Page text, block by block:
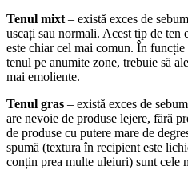
Tenul mixt – există exces de
uscați sau normali. Acest tip de ten
este chiar cel mai comun. În funcție
tenul pe anumite zone, trebuie să
mai emoliente.
Tenul gras – există exces de
are nevoie de produse lejere, fără
de produse cu putere mare de
spumă (textura în recipient este
conțin prea multe uleiuri) sunt cele